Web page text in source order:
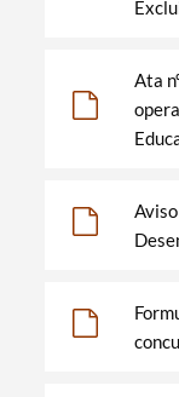
Termo de
Ata